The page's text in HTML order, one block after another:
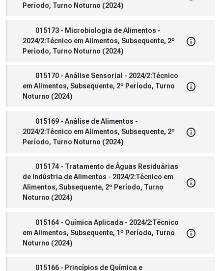
Período, Turno Noturno (2024)
015173 - Microbiologia de Alimentos -
2024/2:Técnico em Alimentos, Subsequente, 2º
Período, Turno Noturno (2024)
015170 - Análise Sensorial - 2024/2:Técnico
em Alimentos, Subsequente, 2º Período, Turno
Noturno (2024)
015169 - Análise de Alimentos -
2024/2:Técnico em Alimentos, Subsequente, 2º
Período, Turno Noturno (2024)
015174 - Tratamento de Águas Residuárias
de Indústria de Alimentos - 2024/2:Técnico em
Alimentos, Subsequente, 2º Período, Turno
Noturno (2024)
015164 - Química Aplicada - 2024/2:Técnico
em Alimentos, Subsequente, 1º Período, Turno
Noturno (2024)
015166 - Princípios de Química e